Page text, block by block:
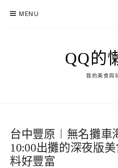
MENU
QQ的
我的美食與
台中豐原︱無名攤車
10:00出攤的深夜版
料好豐富